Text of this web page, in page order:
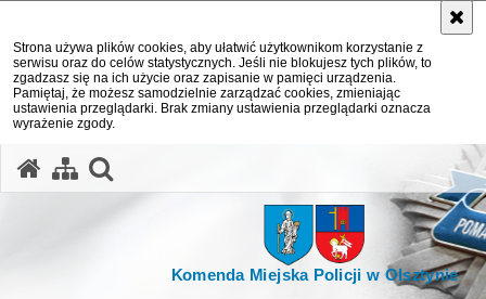
Strona używa plików cookies, aby ułatwić użytkownikom korzystanie z
serwisu oraz do celów statystycznych. Jeśli nie blokujesz tych plików, to
zgadzasz się na ich użycie oraz zapisanie w pamięci urządzenia.
Pamiętaj, że możesz samodzielnie zarządzać cookies, zmieniając
ustawienia przeglądarki. Brak zmiany ustawienia przeglądarki oznacza
wyrażenie zgody.
Komenda Miejska Policji w Olsztynie